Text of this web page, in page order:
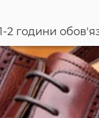
2 години